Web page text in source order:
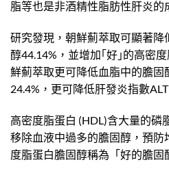
脂等也是非酒精性脂肪性肝炎的
研究發現，朝鮮薊萃取可顯著降
醇44.14%，並增加｢好｣的高密
鮮薊萃取更可降低血脂中的膽固
24.4%，更可降低肝發炎指數ALT
高密度脂蛋白 (HDL)含大量的磷
移除血液中過多的膽固醇，預
度脂蛋白膽固醇稱為「好的膽固